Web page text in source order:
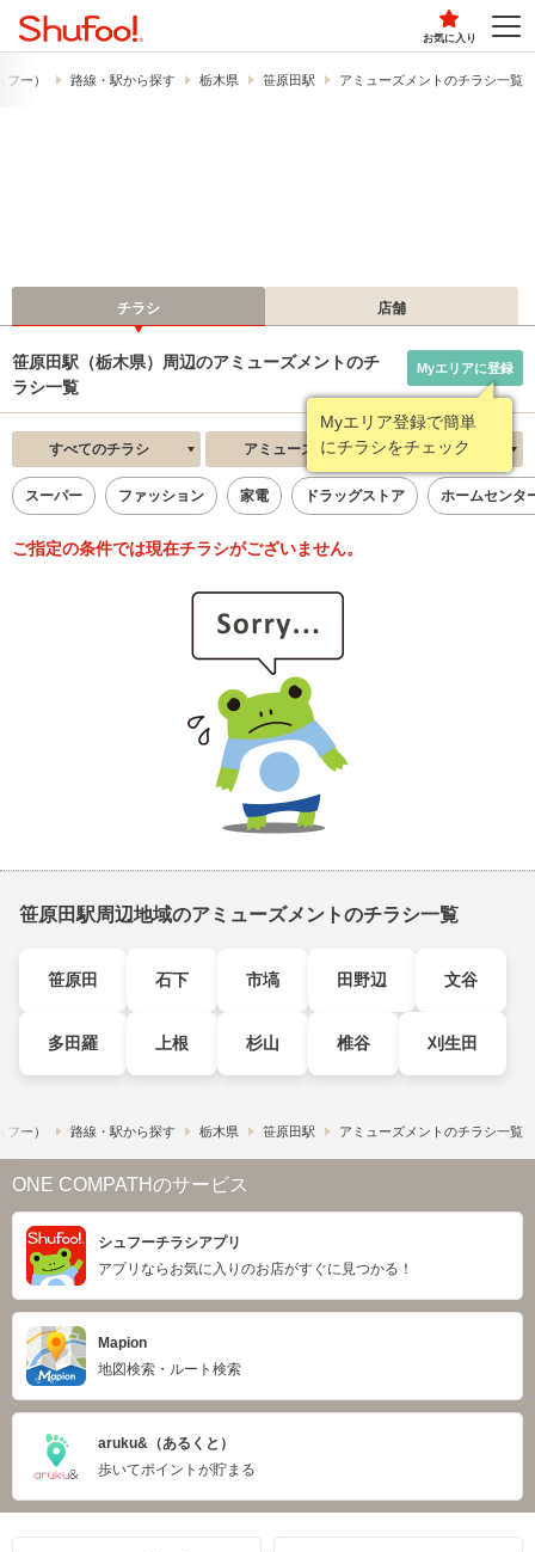
お気に入り
ー） 路線・駅から探す 栃木県 笹原田駅 アミューズメントのチラシ一覧
チラシ 店舗
笹原田駅（栃木県）周辺のアミューズメントのチ
ラシ一覧
Myエリア登録で簡単
にチラシをチェック
Myエリアに登録
すべてのチラシ アミューズメント 新着順
スーパー ファッション 家電 ドラッグストア ホームセンタ
ご指定の条件では現在チラシがございません。
笹原田駅周辺地域のアミューズメントのチラシ一覧
笹原田 石下 市塙 田野辺 文谷
多田羅 上根 杉山 椎谷 刈生田
ー） 路線・駅から探す 栃木県 笹原田駅 アミューズメントのチラシ一覧
ONE COMPATHのサービス
シュフーチラシアプリ
アプリならお気に入りのお店がすぐに見つかる！
Mapion
地図検索・ルート検索
aruku&（あるくと）
歩いてポイントが貯まる